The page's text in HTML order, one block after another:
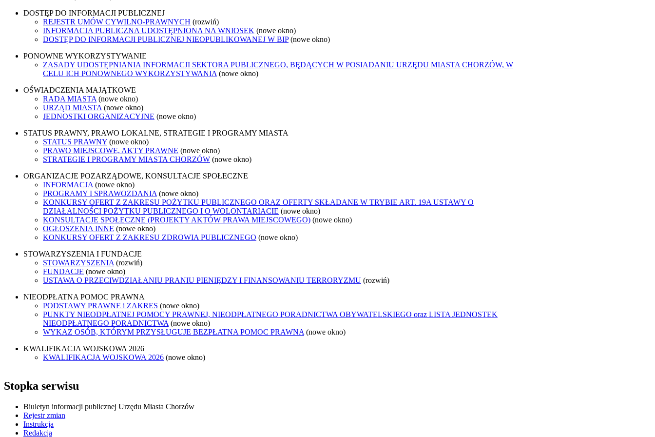
DOSTĘP DO INFORMACJI PUBLICZNEJ
REJESTR UMÓW CYWILNO-PRAWNYCH (rozwiń)
INFORMACJA PUBLICZNA UDOSTĘPNIONA NA WNIOSEK (nowe okno)
DOSTĘP DO INFORMACJI PUBLICZNEJ NIEOPUBLIKOWANEJ W BIP (nowe okno)
PONOWNE WYKORZYSTYWANIE
ZASADY UDOSTĘPNIANIA INFORMACJI SEKTORA PUBLICZNEGO, BĘDĄCYCH W POSIADANIU URZĘDU MIASTA CHORZÓW, W
CELU ICH PONOWNEGO WYKORZYSTYWANIA (nowe okno)
OŚWIADCZENIA MAJĄTKOWE
RADA MIASTA (nowe okno)
URZĄD MIASTA (nowe okno)
JEDNOSTKI ORGANIZACYJNE (nowe okno)
STATUS PRAWNY, PRAWO LOKALNE, STRATEGIE I PROGRAMY MIASTA
STATUS PRAWNY (nowe okno)
PRAWO MIEJSCOWE, AKTY PRAWNE (nowe okno)
STRATEGIE I PROGRAMY MIASTA CHORZÓW (nowe okno)
ORGANIZACJE POZARZĄDOWE, KONSULTACJE SPOŁECZNE
INFORMACJA (nowe okno)
PROGRAMY I SPRAWOZDANIA (nowe okno)
KONKURSY OFERT Z ZAKRESU POŻYTKU PUBLICZNEGO ORAZ OFERTY SKŁADANE W TRYBIE ART. 19A USTAWY O
DZIAŁALNOŚCI POŻYTKU PUBLICZNEGO I O WOLONTARIACIE (nowe okno)
KONSULTACJE SPOŁECZNE (PROJEKTY AKTÓW PRAWA MIEJSCOWEGO) (nowe okno)
OGŁOSZENIA INNE (nowe okno)
KONKURSY OFERT Z ZAKRESU ZDROWIA PUBLICZNEGO (nowe okno)
STOWARZYSZENIA I FUNDACJE
STOWARZYSZENIA (rozwiń)
FUNDACJE (nowe okno)
USTAWA O PRZECIWDZIAŁANIU PRANIU PIENIĘDZY I FINANSOWANIU TERRORYZMU (rozwiń)
NIEODPŁATNA POMOC PRAWNA
PODSTAWY PRAWNE i ZAKRES (nowe okno)
PUNKTY NIEODPŁATNEJ POMOCY PRAWNEJ, NIEODPŁATNEGO PORADNICTWA OBYWATELSKIEGO oraz LISTA JEDNOSTEK
NIEODPŁATNEGO PORADNICTWA (nowe okno)
WYKAZ OSÓB, KTÓRYM PRZYSŁUGUJE BEZPŁATNA POMOC PRAWNA (nowe okno)
KWALIFIKACJA WOJSKOWA 2026
KWALIFIKACJA WOJSKOWA 2026 (nowe okno)
Stopka serwisu
Biuletyn informacji publicznej Urzędu Miasta Chorzów
Rejestr zmian
Instrukcja
Redakcja